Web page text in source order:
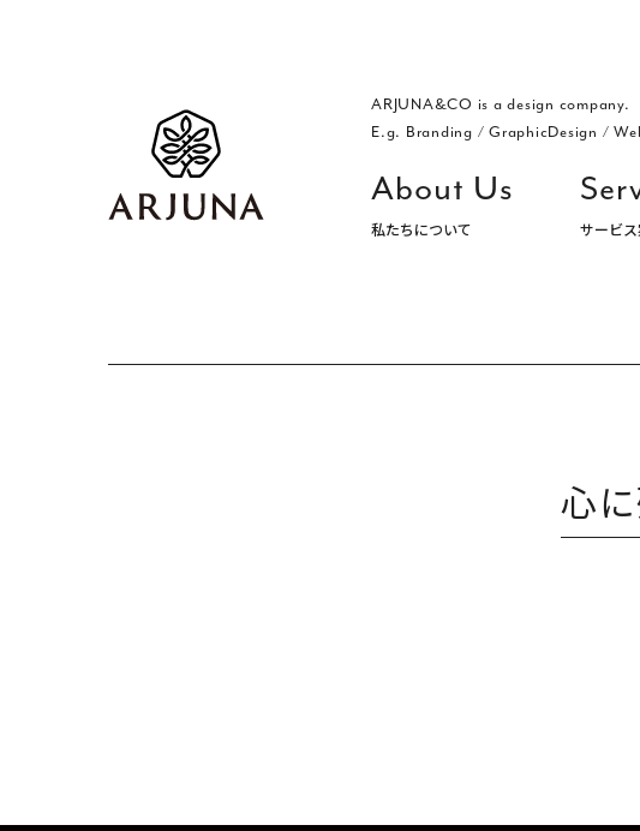
福岡 ブランディング・ブランディングデザ
ARJUNA&CO is a design company.
E.g. Branding /GraphicDesign /
About Us
私たちについて サービ
心